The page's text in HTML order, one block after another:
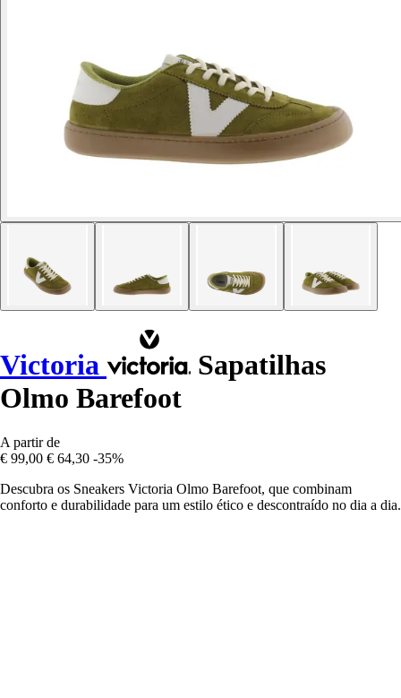
Victoria
Sapatilhas
Olmo Barefoot
A partir de
€ 99,00 € 64,30 -35%
Descubra os Sneakers Victoria Olmo Barefoot, que combinam
conforto e durabilidade para um estilo ético e descontraído no dia a dia.